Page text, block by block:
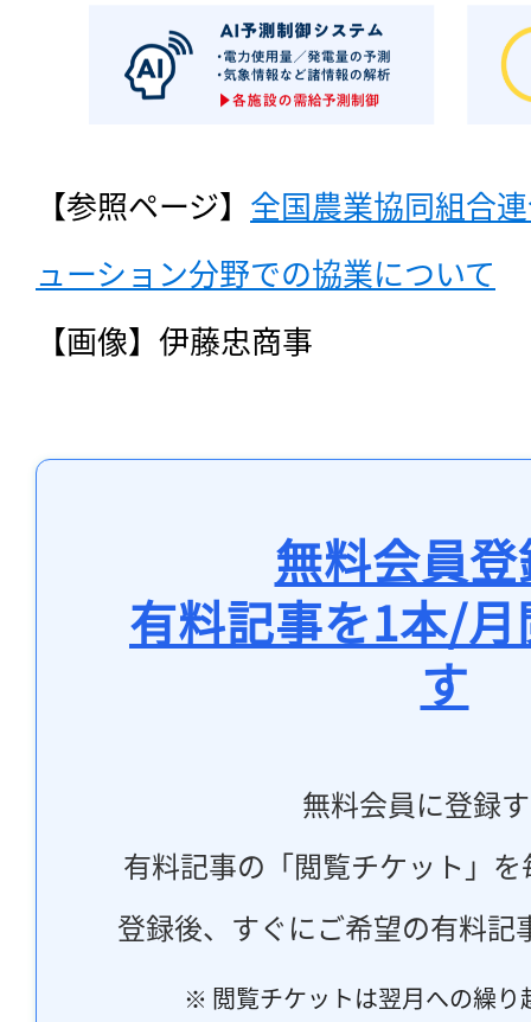
【参照ページ】 全国農業協同組合
ューション分野での協業について
【画像】伊藤忠商事
無料会員
有料記事を1本/
す
無料会員に登録
有料記事の「閲覧チケット」
登録後、すぐにご希望の有料記
※ 閲覧チケットは翌月への繰り